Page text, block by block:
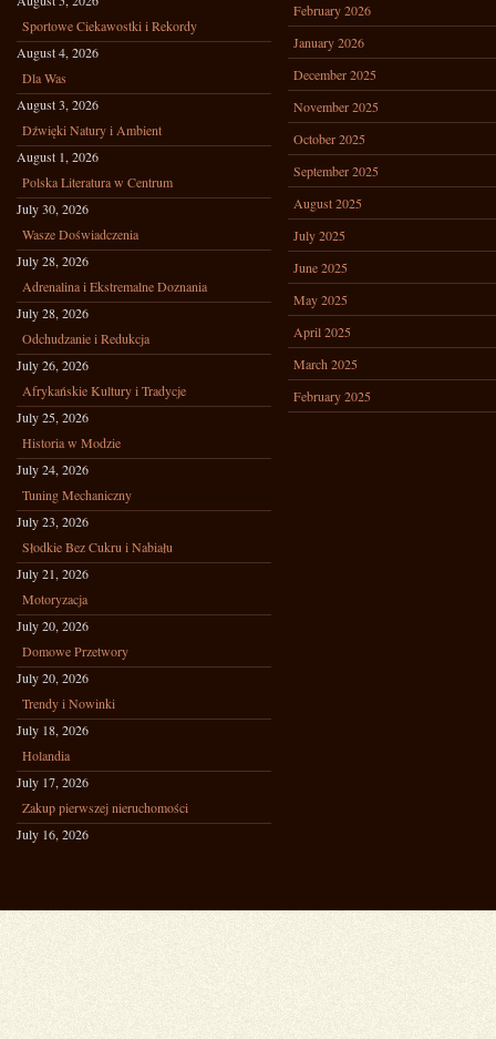
Sportowe Ciekawostki i Rekordy
August 4, 2026
Dla Was
August 3, 2026
Dźwięki Natury i Ambient
August 1, 2026
Polska Literatura w Centrum
July 30, 2026
Wasze Doświadczenia
July 28, 2026
Adrenalina i Ekstremalne Doznania
July 28, 2026
Odchudzanie i Redukcja
July 26, 2026
Afrykańskie Kultury i Tradycje
July 25, 2026
Historia w Modzie
July 24, 2026
Tuning Mechaniczny
July 23, 2026
Słodkie Bez Cukru i Nabiału
July 21, 2026
Motoryzacja
July 20, 2026
Domowe Przetwory
July 20, 2026
Trendy i Nowinki
July 18, 2026
Holandia
July 17, 2026
Zakup pierwszej nieruchomości
July 16, 2026
February 2026
January 2026
December 2025
November 2025
October 2025
September 2025
August 2025
July 2025
June 2025
May 2025
April 2025
March 2025
February 2025